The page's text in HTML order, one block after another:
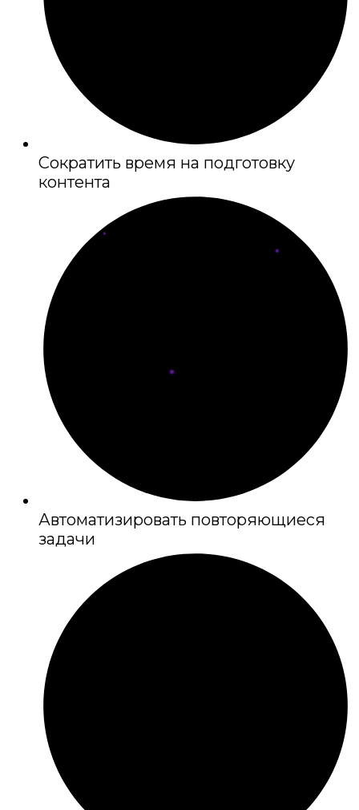
Сократить время на подготовку
контента
Автоматизировать повторяющиеся
задачи